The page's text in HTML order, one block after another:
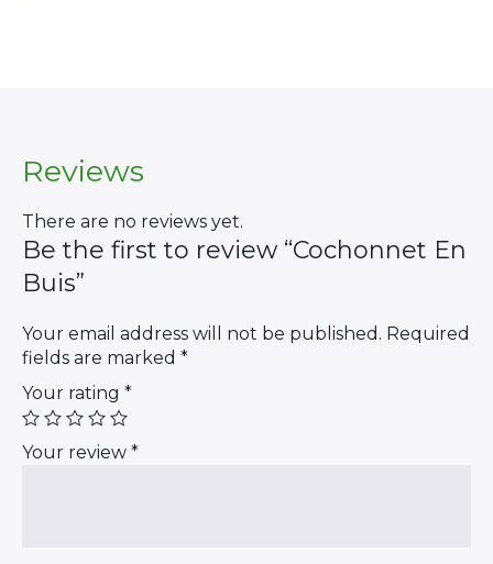
Reviews
There are no reviews yet.
Be the first to review “Cochonnet En
Buis”
Your email address will not be published. Required
fields are marked *
Your rating *
Your review *
Search
for: